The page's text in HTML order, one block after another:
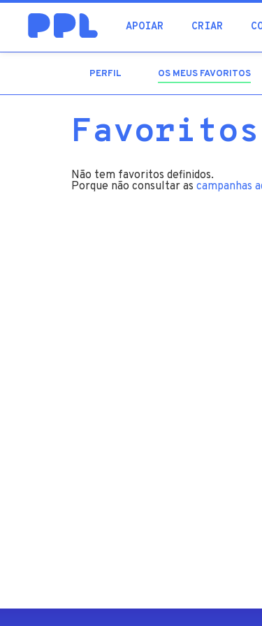
APOIAR CRIAR
procura
PERFIL OS MEUS FAVORITOS
Favoritos
Não tem favoritos definidos.
Porque não consultar as campanhas